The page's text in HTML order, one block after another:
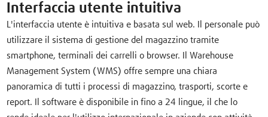
Interfaccia utente intuitiva
L'interfaccia utente è intuitiva e basata sul web. Il personale può
utilizzare il sistema di gestione del magazzino tramite
smartphone, terminali dei carrelli o browser. Il Warehouse
Management System (WMS) offre sempre una chiara
panoramica di tutti i processi di magazzino, trasporti, scorte e
report. Il software è disponibile in fino a 24 lingue, il che lo